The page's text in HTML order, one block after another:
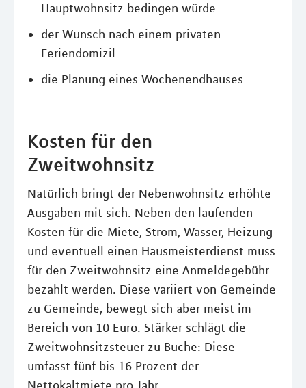
Hauptwohnsitz bedingen würde
der Wunsch nach einem privaten
Feriendomizil
die Planung eines Wochenendhauses
Kosten für den
Zweitwohnsitz
Natürlich bringt der Nebenwohnsitz erhöhte
Ausgaben mit sich. Neben den laufenden
Kosten für die Miete, Strom, Wasser, Heizung
und eventuell einen Hausmeisterdienst muss
für den Zweitwohnsitz eine Anmeldegebühr
bezahlt werden. Diese variiert von Gemeinde
zu Gemeinde, bewegt sich aber meist im
Bereich von 10 Euro. Stärker schlägt die
Zweitwohnsitzsteuer zu Buche: Diese
umfasst fünf bis 16 Prozent der